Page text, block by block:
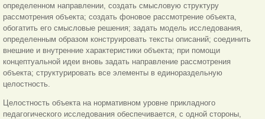
определенном направлении, создать смысловую структуру
рассмотрения объекта; создать фоновое рассмотрение объекта,
обогатить его смысловые решения; задать модель исследования,
определенным образом конструировать тексты описаний; соединить
внешние и внутренние характеристики объекта; при помощи
концептуальной идеи вновь задать направление рассмотрения
объекта; структурировать все элементы в единораздельную
целостность.
Целостность объекта на нормативном уровне прикладного
педагогического исследования обеспечивается, с одной стороны,